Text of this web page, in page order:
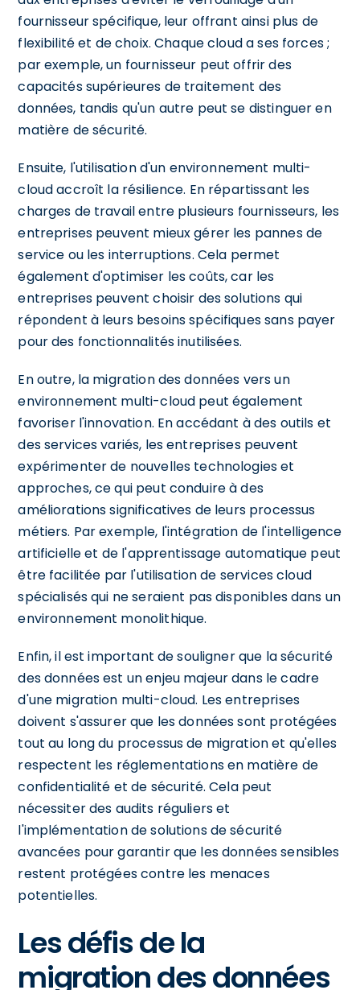
fournisseur spécifique, leur offrant ainsi plus de
flexibilité et de choix. Chaque cloud a ses forces ;
par exemple, un fournisseur peut offrir des
capacités supérieures de traitement des
données, tandis qu'un autre peut se distinguer en
matière de sécurité.
Ensuite, l'utilisation d'un environnement multi-
cloud accroît la résilience. En répartissant les
charges de travail entre plusieurs fournisseurs, les
entreprises peuvent mieux gérer les pannes de
service ou les interruptions. Cela permet
également d'optimiser les coûts, car les
entreprises peuvent choisir des solutions qui
répondent à leurs besoins spécifiques sans payer
pour des fonctionnalités inutilisées.
En outre, la migration des données vers un
environnement multi-cloud peut également
favoriser l'innovation. En accédant à des outils et
des services variés, les entreprises peuvent
expérimenter de nouvelles technologies et
approches, ce qui peut conduire à des
améliorations significatives de leurs processus
métiers. Par exemple, l'intégration de l'intelligence
artificielle et de l'apprentissage automatique peut
être facilitée par l'utilisation de services cloud
spécialisés qui ne seraient pas disponibles dans un
environnement monolithique.
Enfin, il est important de souligner que la sécurité
des données est un enjeu majeur dans le cadre
d'une migration multi-cloud. Les entreprises
doivent s'assurer que les données sont protégées
tout au long du processus de migration et qu'elles
respectent les réglementations en matière de
confidentialité et de sécurité. Cela peut
nécessiter des audits réguliers et
l'implémentation de solutions de sécurité
avancées pour garantir que les données sensibles
restent protégées contre les menaces
potentielles.
Les défis de la
migration des données